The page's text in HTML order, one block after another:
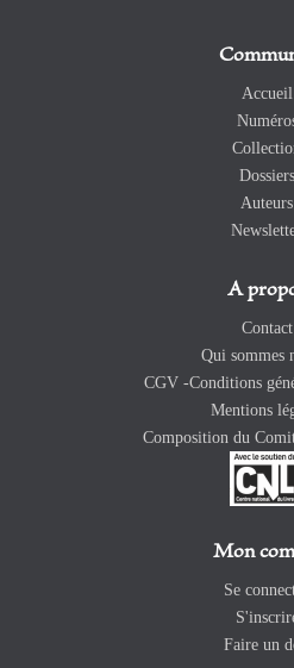
Accueil
Dossiers
Auteurs
A
Contact
Qui sommes
CGV -Conditions
Mentions
Composition du
Mon
Se
Faire un